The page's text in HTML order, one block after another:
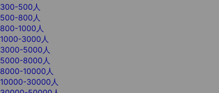
300-500人
500-800人
800-1000人
1000-3000人
3000-5000人
5000-8000人
8000-10000人
10000-30000人